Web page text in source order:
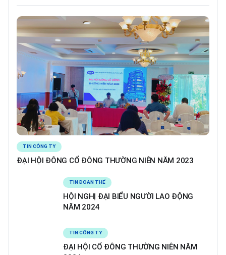
TIN CÔNG TY
ĐẠI HỘI ĐÔNG CỔ ĐÔNG THƯỜNG NIÊN NĂM 2023
TIN ĐOÀN THỂ
HỘI NGHỊ ĐẠI BIỂU NGƯỜI LAO ĐỘNG
NĂM 2024
TIN CÔNG TY
ĐẠI HỘI CỔ ĐÔNG THƯỜNG NIÊN NĂM